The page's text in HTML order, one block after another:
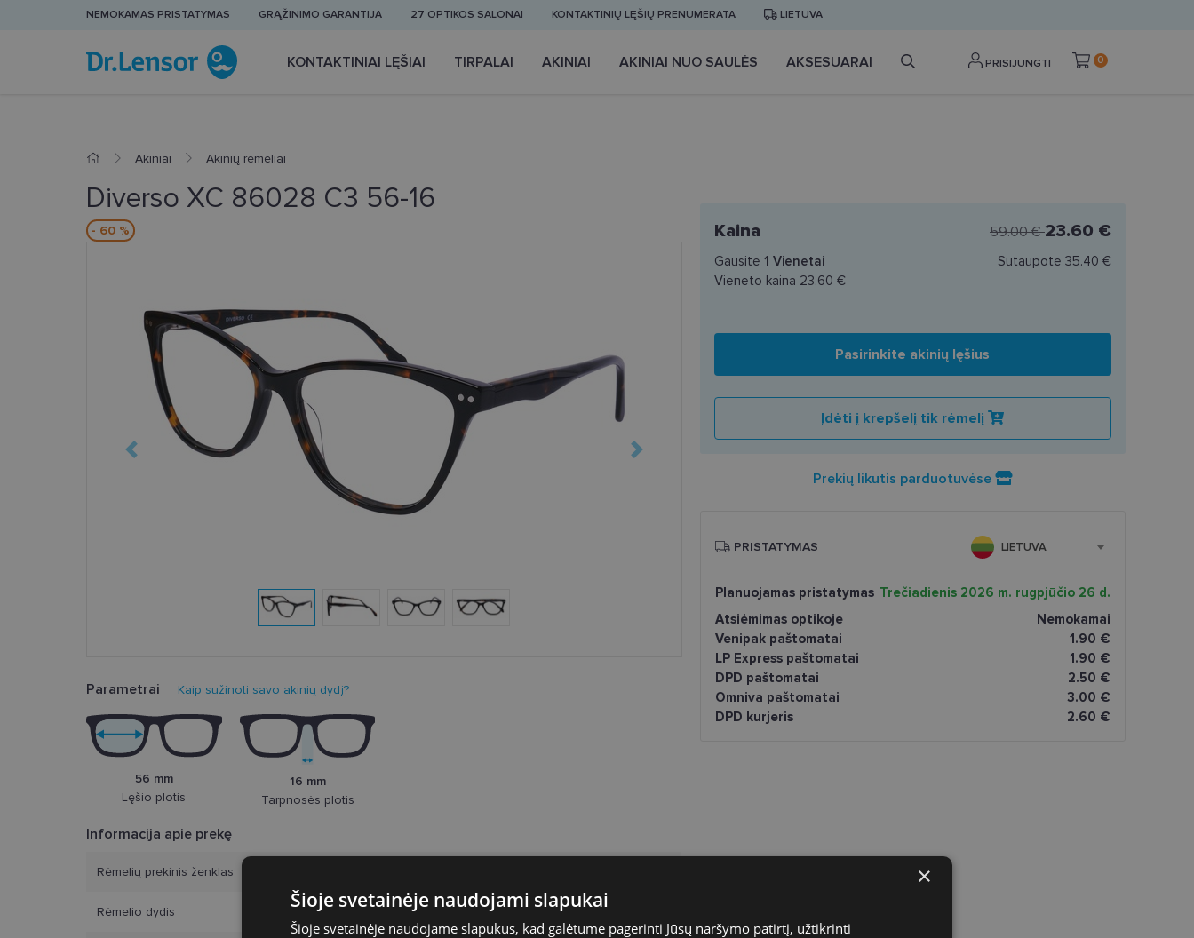
NEMOKAMAS PRISTATYMAS GRĄŽINIMO GARANTIJA 27 OPTIKOS SALONAI KONTAKTINIŲ LĘŠIŲ PRENUMERATA LIETUVA
KONTAKTINIAI LĘŠIAI TIRPALAI AKINIAI AKINIAI NUO SAULĖS AKSESUARAI PRISIJUNGTI 0
Akiniai Akinių rėmeliai
Diverso XC 86028 C3 56-16
- 60 %
Parametrai Kaip sužinoti savo akinių dydį?
56 mm
Lęšio plotis
16 mm
Tarpnosės plotis
Informacija apie prekę
Rėmelių prekinis ženklas
Rėmelio dydis 56-16
Kaina 59.00 €23.60 €
Gausite 1 Vienetai
Vieneto kaina 23.60 €
Sutaupote 35.40 €
Pasirinkite akinių lęšius
Įdėti į krepšelį tik rėmelį
Prekių likutis parduotuvėse
PRISTATYMAS LIETUVA
Planuojamas pristatymas Trečiadienis 2026 m. rugpjūčio 26 d.
Atsiėmimas optikoje
Nemokamai
Venipak paštomatai
1.90 €
LP Express paštomatai
1.90 €
DPD paštomatai
2.50 €
Omniva paštomatai
3.00 €
DPD kurjeris
2.60 €
×
Šioje svetainėje naudojami slapukai
Šioje svetainėje naudojame slapukus, kad galėtume pagerinti Jūsų naršymo patirtį, užtikrinti